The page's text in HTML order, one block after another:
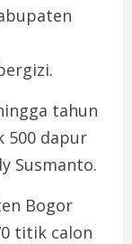
tahun
500 dapur
Susmanto.
Bogor
titik calon